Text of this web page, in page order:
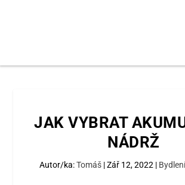
JAK VYBRAT
NÁDRŽ
Autor/ka:Tomáš |Zář 12, 2022 | Bydlení